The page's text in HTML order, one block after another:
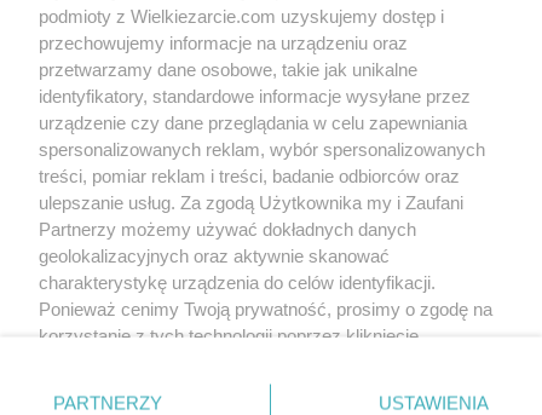
skopolendra (2008-05-07 19:05)
pomyslalam sobie teraz ze moj sernik
wyglada jak przykryty PRLowskim
"Eternitem":)
kamila1234
Bardzo ciekawie wygląda.
Nie wiem co można by mu zarzucić?!
skopolendra (2008-05-11 19:36)
I smakuje nieziemsko..delikatnie.SUPER!!
Polecam przepis
podmioty z Wielkiezarcie.com uzyskujemy dostęp i
przechowujemy informacje na urządzeniu oraz
przetwarzamy dane osobowe, takie jak unikalne
identyfikatory, standardowe informacje wysyłane przez
urządzenie czy dane przeglądania w celu zapewniania
spersonalizowanych reklam, wybór spersonalizowanych
treści, pomiar reklam i treści, badanie odbiorców oraz
ulepszanie usług. Za zgodą Użytkownika my i Zaufani
Partnerzy możemy używać dokładnych danych
geolokalizacyjnych oraz aktywnie skanować
charakterystykę urządzenia do celów identyfikacji.
Ponieważ cenimy Twoją prywatność, prosimy o zgodę na
korzystanie z tych technologii poprzez kliknięcie
zmienić/wycofać klikając przycisk ustawień prywatności
PARTNERZY USTAWIENIA